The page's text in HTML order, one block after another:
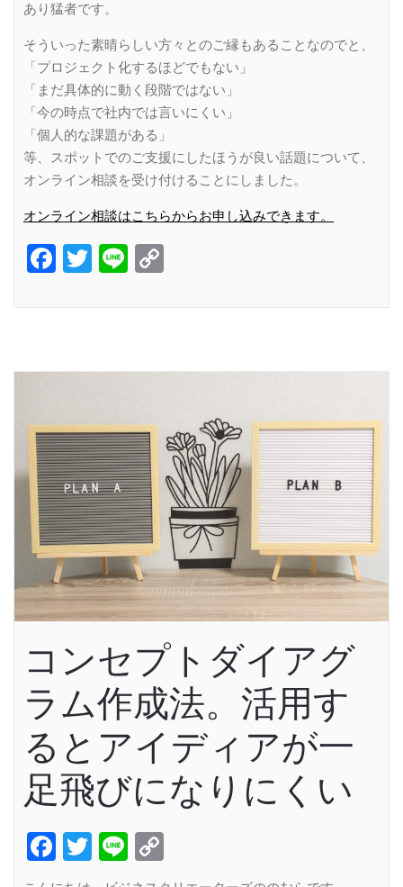
あり猛者です。
そういった素晴らしい方々とのご縁もあることなのでと、
「プロジェクト化するほどでもない」
「まだ具体的に動く段階ではない」
「今の時点で社内では言いにくい」
「個人的な課題がある」
等、スポットでのご支援にしたほうが良い話題について、
オンライン相談を受け付けることにしました。
オンライン相談はこちらからお申し込みできます。
Facebook
Twitter
Line
コンセプトダイアグ
ラム作成法。活用す
るとアイディアが一
足飛びになりにくい
Facebook
Twitter
Line
Link